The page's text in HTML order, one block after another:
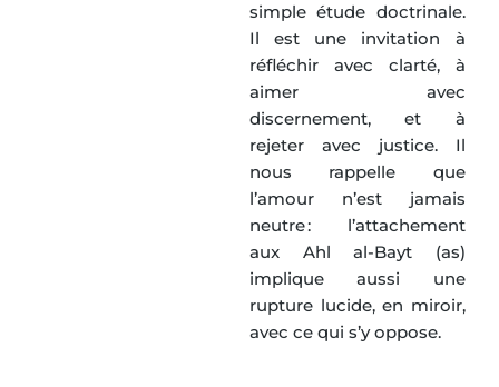
simple étude doctrinale.
Il est une invitation à
réfléchir avec clarté, à
aimer avec
discernement, et à
rejeter avec justice. Il
nous rappelle que
l’amour n’est jamais
neutre : l’attachement
aux Ahl al-Bayt (as)
implique aussi une
rupture lucide, en miroir,
avec ce qui s’y oppose.